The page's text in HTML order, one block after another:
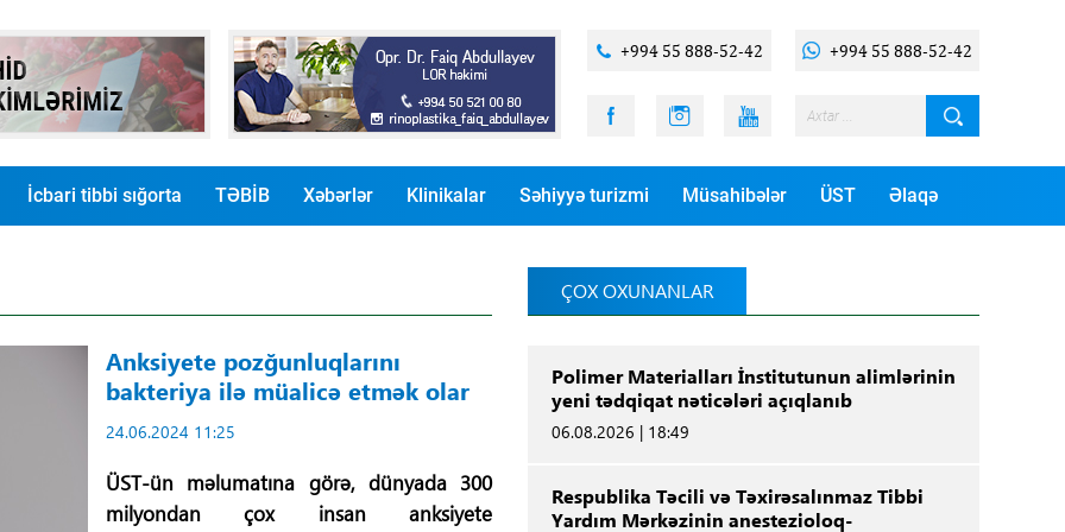
+994 55 888-52-42 +994 55 888-52-42
İcbari tibbi sığorta TƏBİB Xəbərlər Klinikalar Səhiyyə turizmi Müsahibələr ÜST Əlaqə
Anksiyete pozğunluqlarını
bakteriya ilə müalicə etmək olar
24.06.2024 11:25
ÜST-ün məlumatına görə, dünyada 300
milyondan çox insan anksiyete
ÇOX OXUNANLAR
Polimer Materialları İnstitutunun alimlərinin
yeni tədqiqat nəticələri açıqlanıb
06.08.2026 | 18:49
Respublika Təcili və Təxirəsalınmaz Tibbi
Yardım Mərkəzinin anestezioloq-